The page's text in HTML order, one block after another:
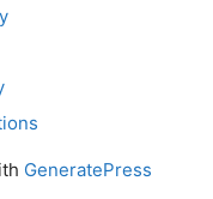
GeneratePress